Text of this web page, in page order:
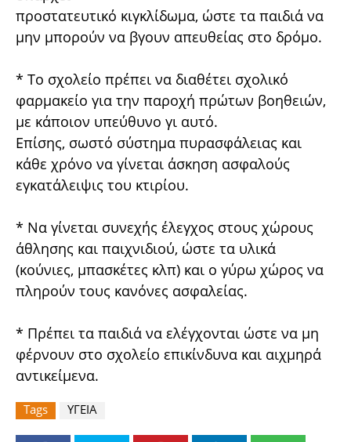
προστατευτικό κιγκλίδωμα, ώστε τα παιδιά να
μην μπορούν να βγουν απευθείας στο δρόμο.
* Το σχολείο πρέπει να διαθέτει σχολικό
φαρμακείο για την παροχή πρώτων βοηθειών,
με κάποιον υπεύθυνο γι αυτό.
Επίσης, σωστό σύστημα πυρασφάλειας και
κάθε χρόνο να γίνεται άσκηση ασφαλούς
εγκατάλειψις του κτιρίου.
* Να γίνεται συνεχής έλεγχος στους χώρους
άθλησης και παιχνιδιού, ώστε τα υλικά
(κούνιες, μπασκέτες κλπ) και ο γύρω χώρος να
πληρούν τους κανόνες ασφαλείας.
* Πρέπει τα παιδιά να ελέγχονται ώστε να μη
φέρνουν στο σχολείο επικίνδυνα και αιχμηρά
αντικείμενα.
Tags ΥΓΕΙΑ